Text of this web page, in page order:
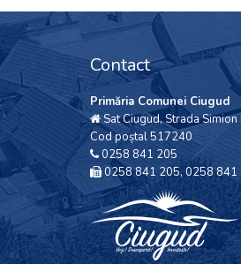
Contact
Primăria Comunei Ciugud
Sat Ciugud, Strada Simion
Cod poștal 517240
0258 841 205
0258 841 205, 0258 841